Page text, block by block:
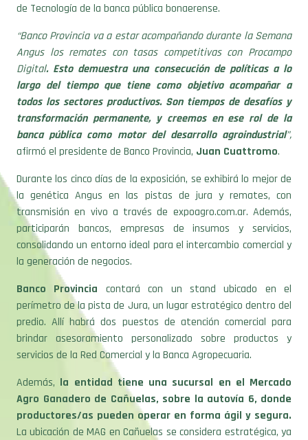
de Tecnología de la banca pública bonaerense.
“Banco Provincia va a estar acompañando durante la Semana
Angus los remates con tasas competitivas con Procampo
Digital. Esto demuestra una consecución de políticas a lo
largo del tiempo que tiene como objetivo acompañar a
todos los sectores productivos. Son tiempos de desafíos y
transformación permanente, y creemos en ese rol de la
banca pública como motor del desarrollo agroindustrial”,
afirmó el presidente de Banco Provincia, Juan Cuattromo.
Durante los cinco días de la exposición, se exhibirá lo mejor de
la genética Angus en las pistas de jura y remates, con
transmisión en vivo a través de expoagro.com.ar. Además,
participarán bancos, empresas de insumos y servicios,
consolidando un entorno ideal para el intercambio comercial y
la generación de negocios.
Banco Provincia contará con un stand ubicado en el
perímetro de la pista de Jura, un lugar estratégico dentro del
predio. Allí habrá dos puestos de atención comercial para
brindar asesoramiento personalizado sobre productos y
servicios de la Red Comercial y la Banca Agropecuaria.
Además, la entidad tiene una sucursal en el Mercado
Agro Ganadero de Cañuelas, sobre la autovía 6, donde
productores/as pueden operar en forma ágil y segura.
La ubicación de MAG en Cañuelas se considera estratégica, ya